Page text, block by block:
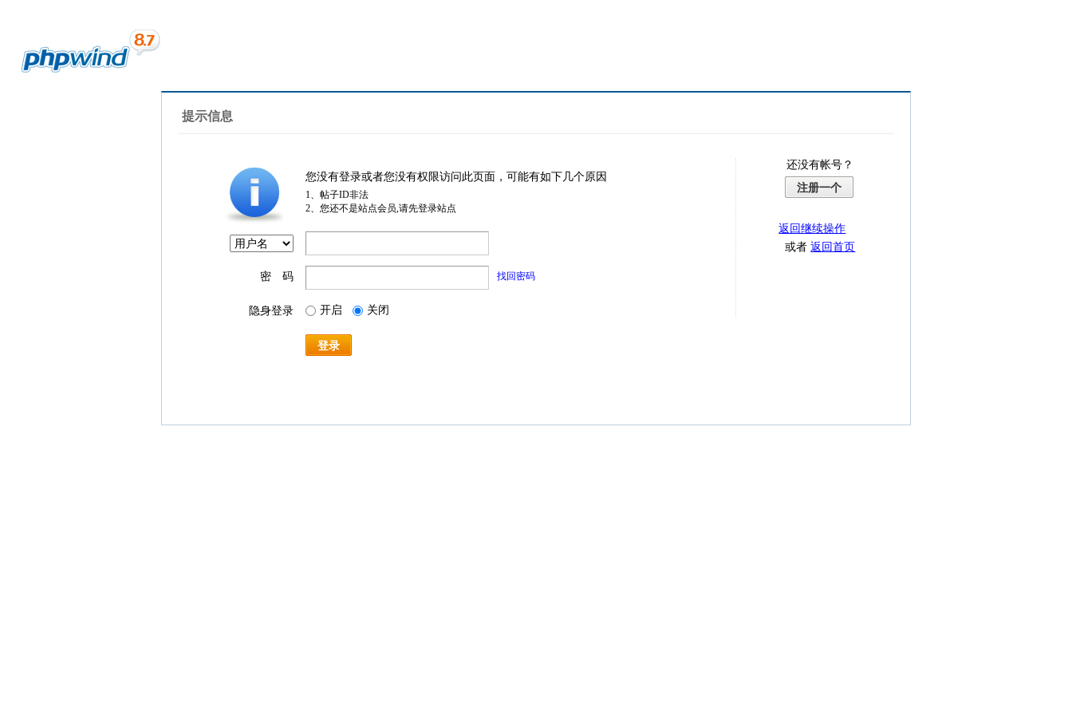
提示信息
您没有登录或者您没有权限访问此页面，可能有如下几个原因
1、帖子ID非法
2、您还不是站点会员,请先登录站点
密 码 找回密码
隐身登录 开启 关闭
登录
还没有帐号？
注册一个
返回继续操作
或者返回首页